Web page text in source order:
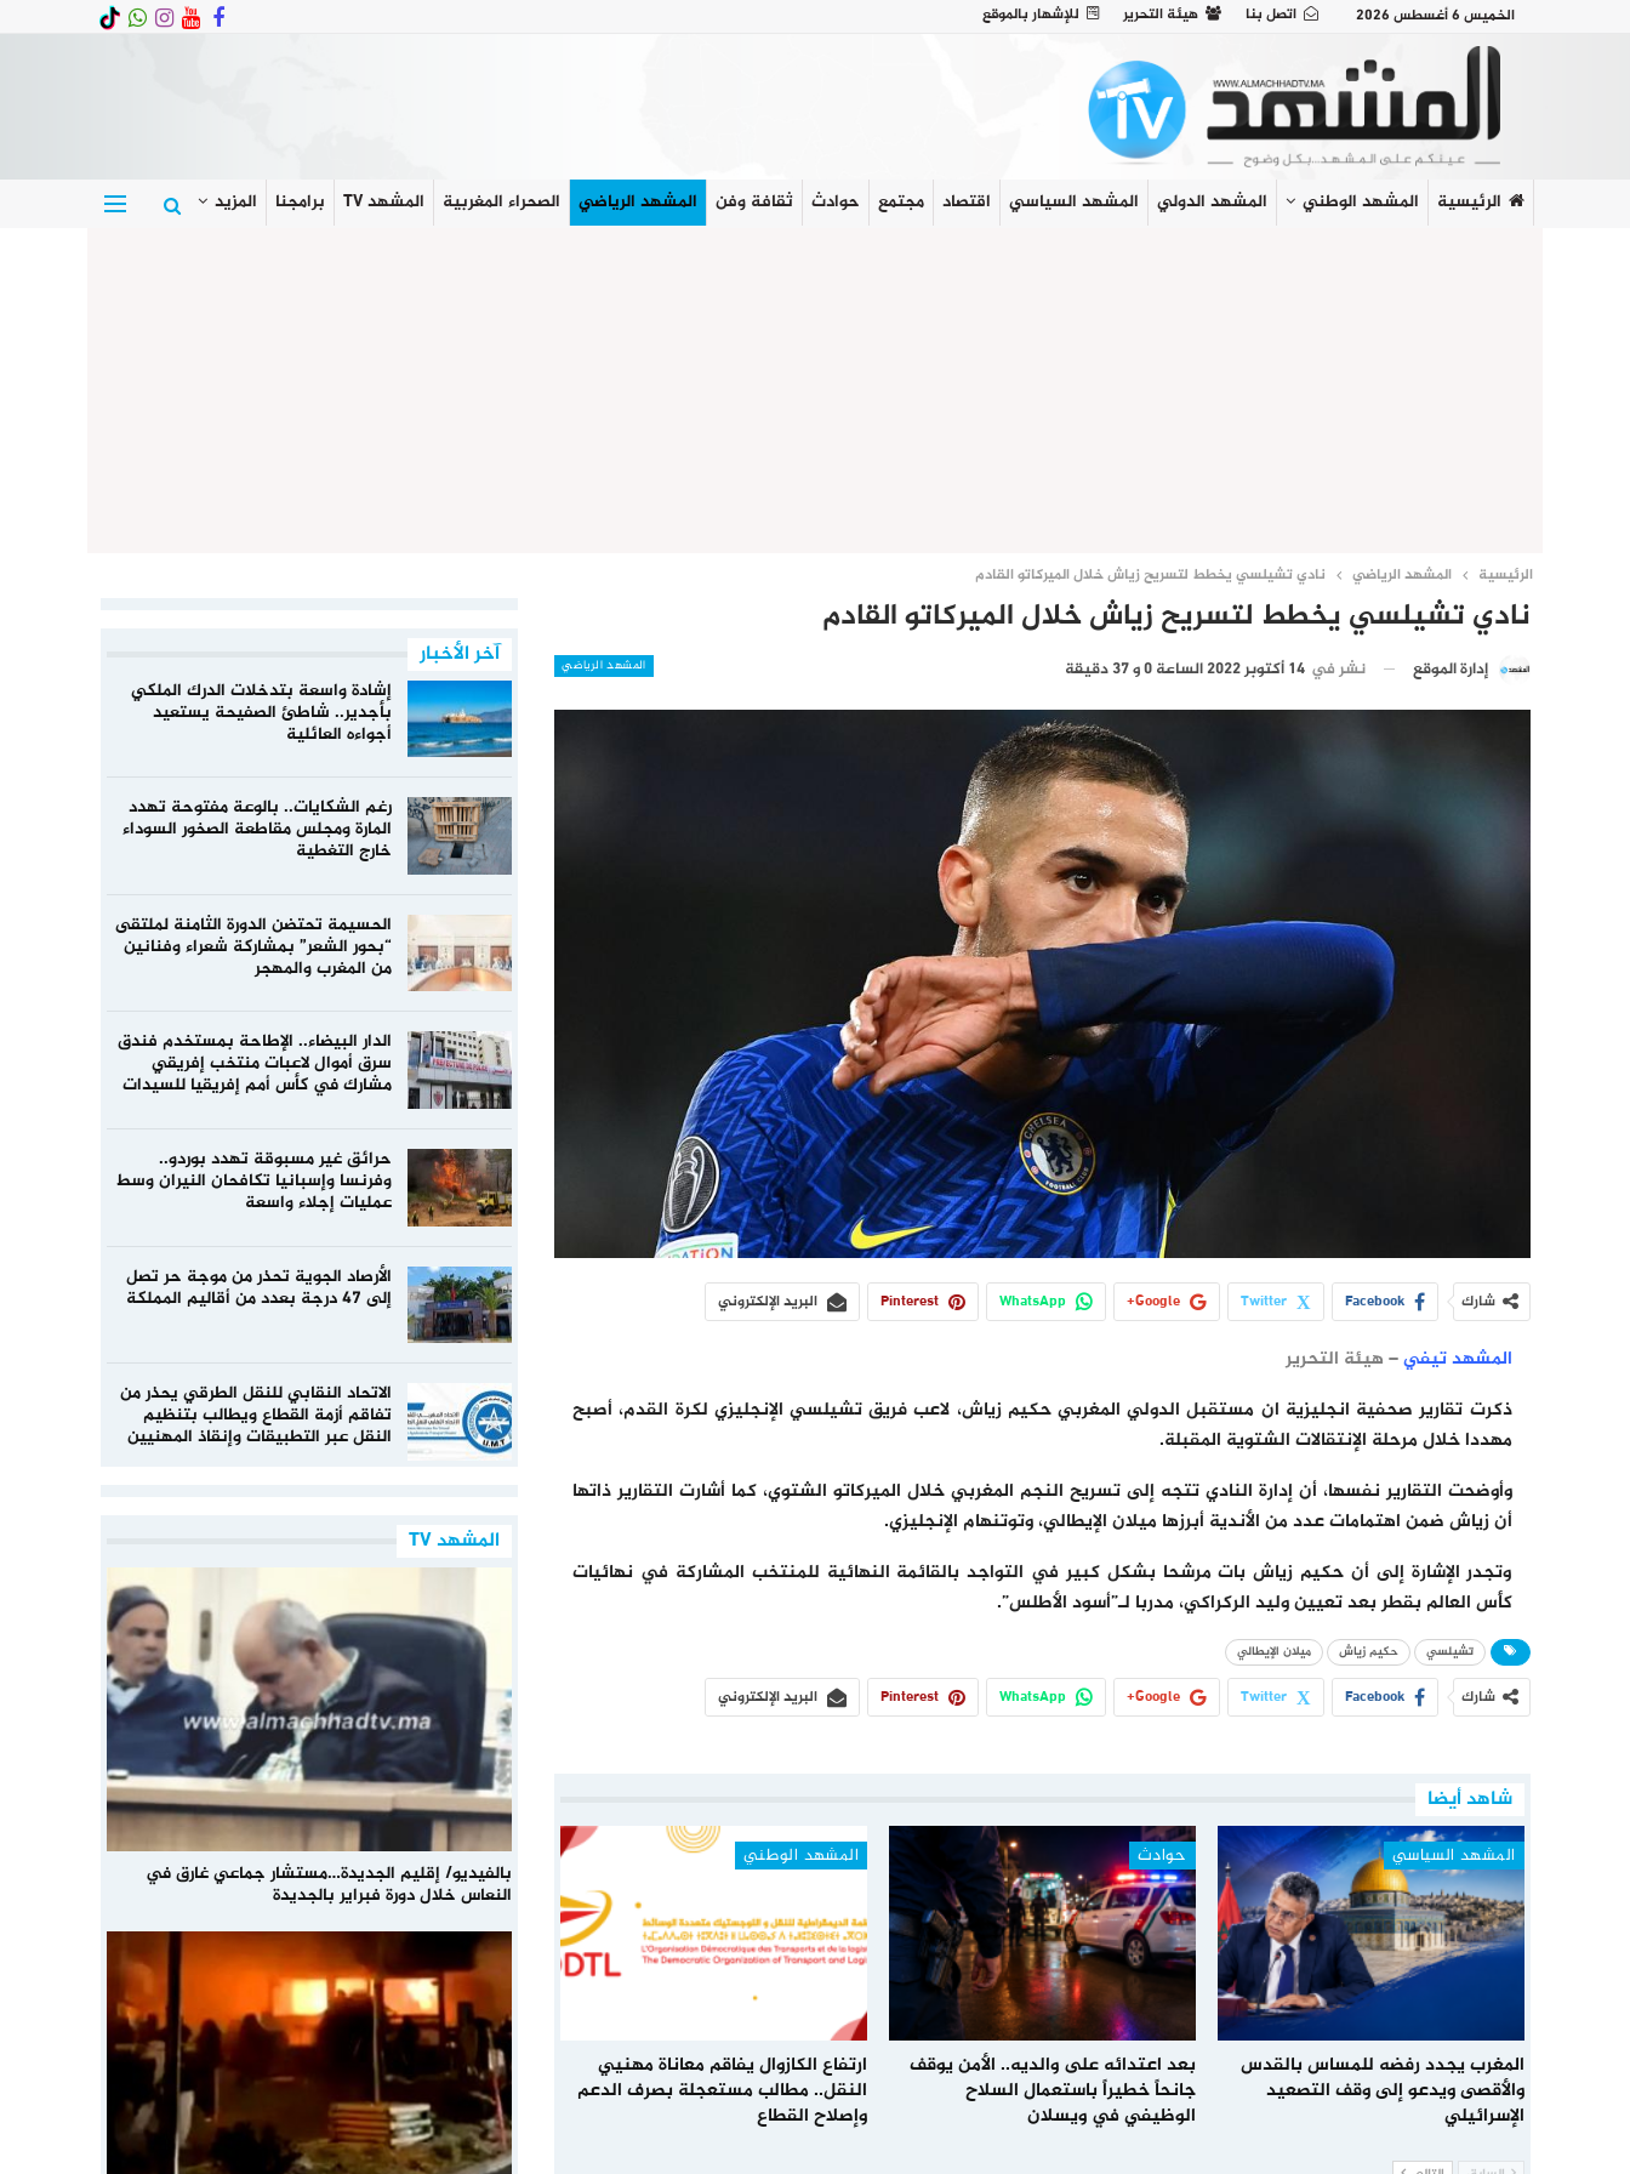
الخميس 6 أغسطس 2026 اتصل بنا هيئة التحرير للإشهار بالموقع
الرئيسية المشهد الوطني المشهد الدولي المشهد السياسي اقتصاد مجتمع حوادث ثقافة وفن المشهد الرياضي الصحراء المغربية المشهد TV برامجنا المزيد
الرئيسية المشهد الرياضي نادي تشيلسي يخطط لتسريح زياش خلال الميركاتو القادم
نادي تشيلسي يخطط لتسريح زياش خلال الميركاتو القادم
المشهد الرياضي إدارة الموقع نشر في 14 أكتوبر 2022 الساعة 0 و 37 دقيقة
شارك Facebook
Twitter
Google+
WhatsApp
Pinterest البريد الإلكتروني
المشهد تيفي– هيئة التحرير
ذكرت تقارير صحفية انجليزية ان مستقبل الدولي المغربي حكيم زياش، لاعب فريق تشيلسي الإنجليزي لكرة القدم، أصبح
مهددا خلال مرحلة الإنتقالات الشتوية المقبلة.
وأوضحت التقارير نفسها، أن إدارة النادي تتجه إلى تسريح النجم المغربي خلال الميركاتو الشتوي، كما أشارت التقارير ذاتها
أن زياش ضمن اهتمامات عدد من الأندية أبرزها ميلان الإيطالي، وتوتنهام الإنجليزي.
وتجدر الإشارة إلى أن حكيم زياش بات مرشحا بشكل كبير في التواجد بالقائمة النهائية للمنتخب المشاركة في نهائيات
كأس العالم بقطر بعد تعيين وليد الركراكي، مدربا لـ”أسود الأطلس”.
تشيلسي حكيم زياش ميلان الإيطالي
شارك Facebook
Twitter
Google+
WhatsApp
Pinterest البريد الإلكتروني
شاهد أيضا
المشهد السياسي
المغرب يجدد رفضه للمساس بالقدس
والأقصى ويدعو إلى وقف التصعيد
الإسرائيلي
حوادث
بعد اعتدائه على والديه.. الأمن يوقف
جانحاً خطيراً باستعمال السلاح
الوظيفي في ويسلان
المشهد الوطني
ارتفاع الكازوال يفاقم معاناة مهنيي
النقل.. مطالب مستعجلة بصرف الدعم
وإصلاح القطاع
آخر الأخبار
إشادة واسعة بتدخلات الدرك الملكي
بأجدير.. شاطئ الصفيحة يستعيد
أجواءه العائلية
رغم الشكايات.. بالوعة مفتوحة تهدد
المارة ومجلس مقاطعة الصخور السوداء
خارج التغطية
الحسيمة تحتضن الدورة الثامنة لملتقى
“بحور الشعر” بمشاركة شعراء وفنانين
من المغرب والمهجر
الدار البيضاء.. الإطاحة بمستخدم فندق
سرق أموال لاعبات منتخب إفريقي
مشارك في كأس أمم إفريقيا للسيدات
حرائق غير مسبوقة تهدد بوردو..
وفرنسا وإسبانيا تكافحان النيران وسط
عمليات إجلاء واسعة
الأرصاد الجوية تحذر من موجة حر تصل
إلى 47 درجة بعدد من أقاليم المملكة
الاتحاد النقابي للنقل الطرقي يحذر من
تفاقم أزمة القطاع ويطالب بتنظيم
النقل عبر التطبيقات وإنقاذ المهنيين
المشهد TV
بالفيديو/ إقليم الجديدة…مستشار جماعي غارق في
النعاس خلال دورة فبراير بالجديدة